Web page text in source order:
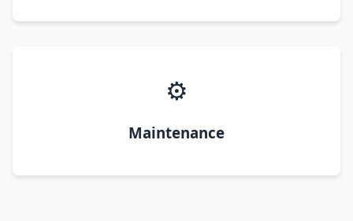
⚙️
Maintenance